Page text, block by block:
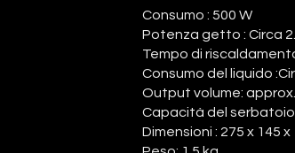
Consumo : 500 W
Potenza getto : Circa
Tempo di
Consumo del liquido
Output volume: approx.
Capacità del serbatoio :
Dimensioni : 275 x 145 x